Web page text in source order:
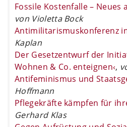
Fossile Kostenfalle – Neues
von Violetta Bock
Antimilitarismuskonferenz
Kaplan
Der Gesetzentwurf der
Wohnen & Co. enteignen‹,
Antifeminismus und
Hoffmann
Pflegekräfte kämpfen für
Gerhard Klas